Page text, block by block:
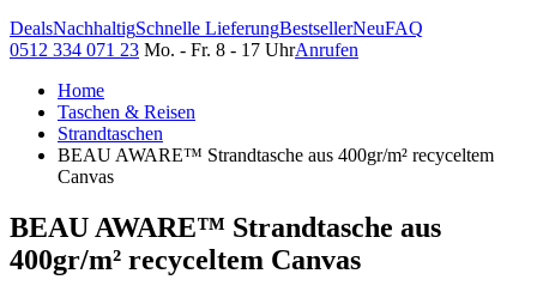
DealsNachhaltigSchnelle LieferungBestsellerNeuFAQ
0512 334 071 23 Mo. - Fr. 8 - 17 UhrAnrufen
Home
Taschen & Reisen
Strandtaschen
BEAU AWARE™ Strandtasche aus 400gr/m² recyceltem
Canvas
BEAU AWARE™ Strandtasche aus
400gr/m² recyceltem Canvas